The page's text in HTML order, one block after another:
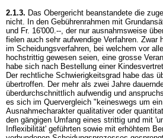
2.1.3. Das Obergericht beanstandete die
nicht. In den Gebührenrahmen mit
und Fr. 16'000.--, der nur ausnahmsweise
fielen auch sehr aufwendige Verfahren. Zwar
im Scheidungsverfahren, bei welchem vor
hochstrittig gewesen seien, eine grosse
habe sich nach Bestellung einer
Der rechtliche Schwierigkeitsgrad habe das
übertroffen. Der mehr als zwei Jahre
überdurchschnittlich aufwendig und
es sich im Quervergleich "keineswegs um
Ausnahmecharakter qualitativer oder
den gängigen Umfang eines strittig und mit
Inflexibilität' geführten sowie mit erhöhtem